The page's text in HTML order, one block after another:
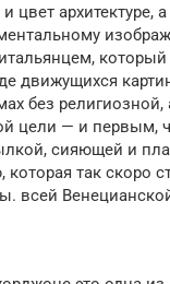
цвет архитектуре,
движущихся
без религиозной,
цели — и первым,
сияющей и
которая так скоро
всей